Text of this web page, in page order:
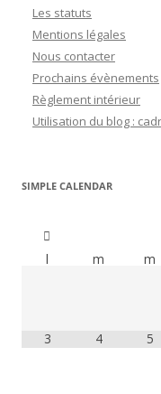
Les statuts
Mentions légales
Nous contacter
Prochains évènements
Règlement intérieur
Utilisation du blog :
SIMPLE CALENDAR
l
m m
3 4 5